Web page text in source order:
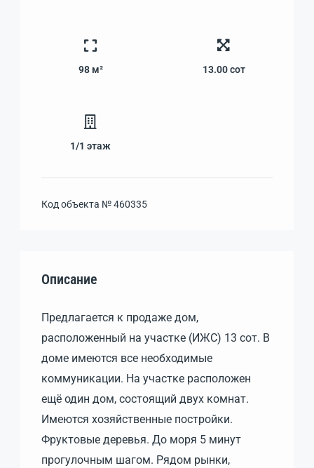
98 м² 13.00 сот
1/1 этаж
Код объекта №460335
Описание
Предлагается к продаже дом,
расположенный на участке (ИЖС) 13 сот. В
доме имеются все необходимые
коммуникации. На участке расположен
ещё один дом, состоящий двух комнат.
Имеются хозяйственные постройки.
Фруктовые деревья. До моря 5 минут
прогулочным шагом. Рядом рынки,